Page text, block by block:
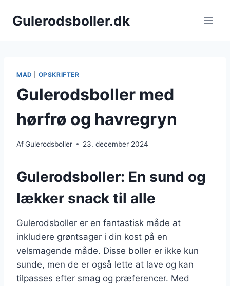
Gulerodsboller.dk
MAD OPSKRIFTER
Gulerodsboller med
hørfrø og havregryn
AfGulerodsboller 23. december 2024
Gulerodsboller: En sund og
lækker snack til alle
Gulerodsboller er en fantastisk måde at
inkludere grøntsager i din kost på en
velsmagende måde. Disse boller er ikke kun
sunde, men de er også lette at lave og kan
tilpasses efter smag og præferencer. Med